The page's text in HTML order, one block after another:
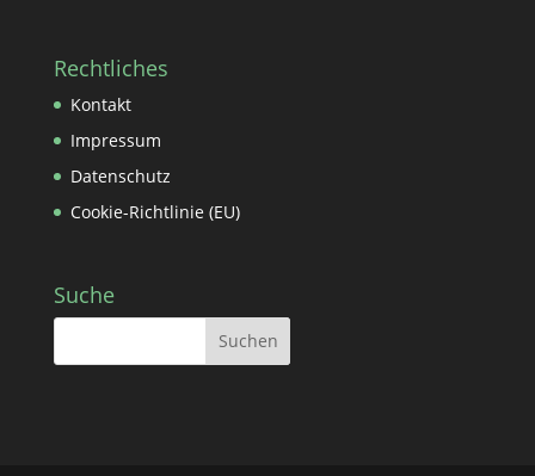
Rechtliches
Kontakt
Impressum
Datenschutz
Cookie-Richtlinie (EU)
Suche